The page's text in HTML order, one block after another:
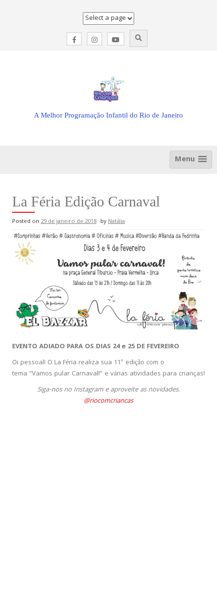
A Melhor Programação Infantil do Rio de Janeiro
Menu
La Féria Edição Carnaval
Posted on 29 de janeiro de 2018 byNatália
EVENTO ADIADO PARA OS DIAS 24 e 25 DE FEVEREIRO
Oi pessoal! O La Féria realiza sua 11° edição com o
tema “Vamos pular Carnaval!” e várias atividades para crianças!
Siga-nos no Instagram e aproveite as novidades.
@riocomcriancas